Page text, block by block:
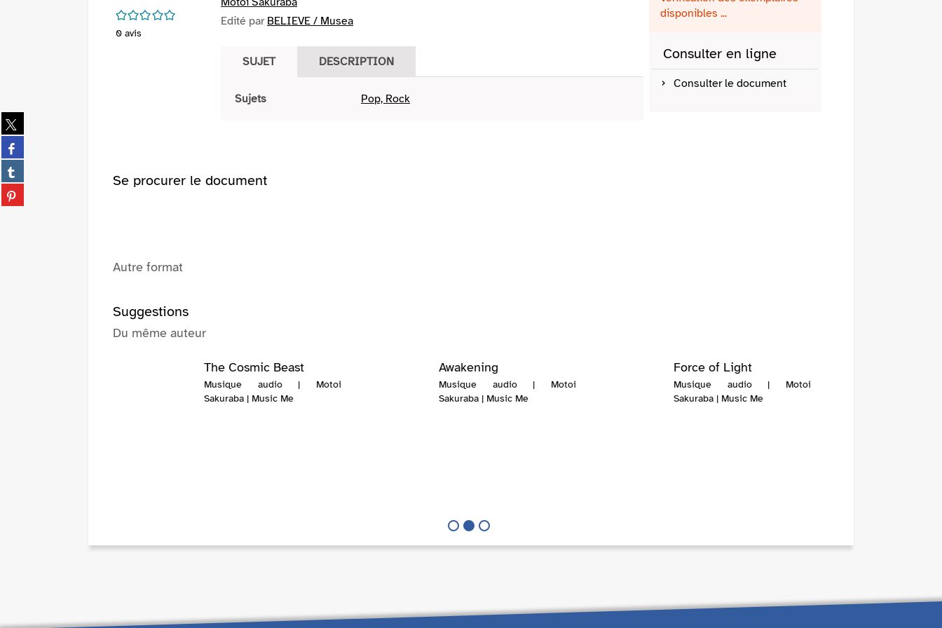
Partager
sur
twitter
(Nouvelle
fenêtre)
Partager
sur
facebook
(Nouvelle
fenêtre)
Partager
sur
tumblr
Partager
sur
/5
0 avis
Edité par BELIEVE / Musea
SUJET DESCRIPTION
Sujets Pop, Rock
disponibles ...
Consulter en ligne
Consulter le document
Se procurer le document
Autre format
Suggestions
Du même auteur
Awakening
Musique audio | Motoi
Sakuraba | Music Me
Force of Light
Musique audio | Motoi
Sakuraba | Music Me
The Cosmic Beast
Musique audio | Motoi
Sakuraba | Music Me